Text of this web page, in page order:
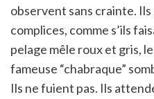
observent sans crainte.
complices, comme s’ils
pelage mêle roux et gris,
fameuse “chabraque”
Ils ne fuient pas. Ils